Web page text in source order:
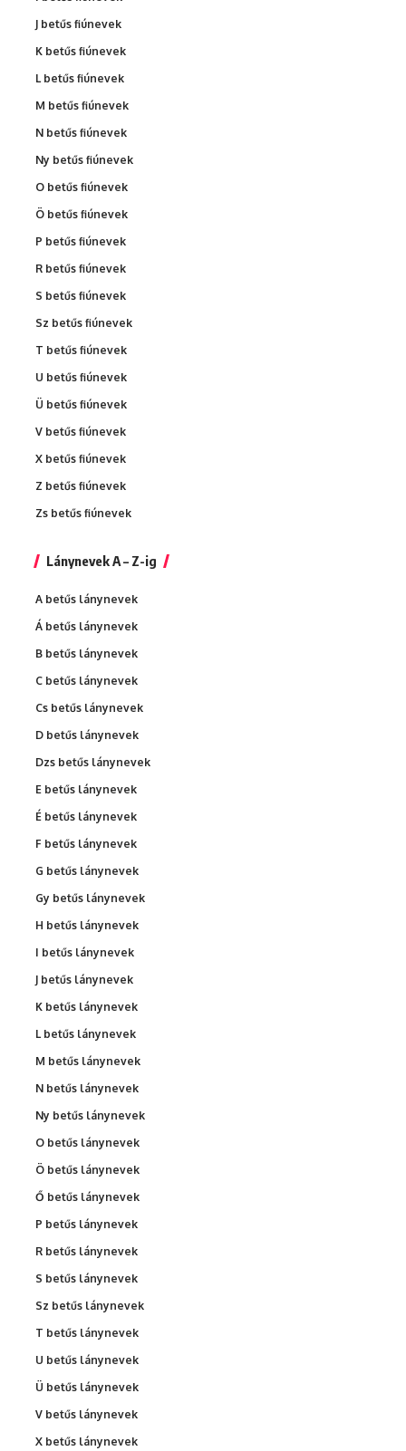
J betűs fiúnevek
K betűs fiúnevek
L betűs fiúnevek
M betűs fiúnevek
N betűs fiúnevek
Ny betűs fiúnevek
O betűs fiúnevek
Ö betűs fiúnevek
P betűs fiúnevek
R betűs fiúnevek
S betűs fiúnevek
Sz betűs fiúnevek
T betűs fiúnevek
U betűs fiúnevek
Ü betűs fiúnevek
V betűs fiúnevek
X betűs fiúnevek
Z betűs fiúnevek
Zs betűs fiúnevek
Lánynevek A – Z-ig
A betűs lánynevek
Á betűs lánynevek
B betűs lánynevek
C betűs lánynevek
Cs betűs lánynevek
D betűs lánynevek
Dzs betűs lánynevek
E betűs lánynevek
É betűs lánynevek
F betűs lánynevek
G betűs lánynevek
Gy betűs lánynevek
H betűs lánynevek
I betűs lánynevek
J betűs lánynevek
K betűs lánynevek
L betűs lánynevek
M betűs lánynevek
N betűs lánynevek
Ny betűs lánynevek
O betűs lánynevek
Ö betűs lánynevek
Ő betűs lánynevek
P betűs lánynevek
R betűs lánynevek
S betűs lánynevek
Sz betűs lánynevek
T betűs lánynevek
U betűs lánynevek
Ü betűs lánynevek
V betűs lánynevek
X betűs lánynevek